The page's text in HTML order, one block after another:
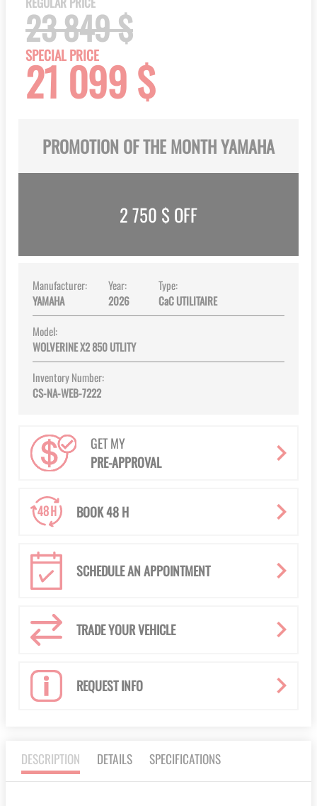
beginning
images
gallery
SPECIAL PRICE
21 099 $
23 849 $
PROMOTION OF THE MONTH YAMAHA
2 750 $ OFF
Manufacturer:
YAMAHA
Year:
2026
Type:
CaC UTILITAIRE
Model:
WOLVERINE X2 850 UTLITY
Inventory Number:
CS-NA-WEB-7222
GET MY
PRE-APPROVAL
BOOK 48 H
SCHEDULE AN APPOINTMENT
TRADE YOUR VEHICLE
REQUEST INFO
DESCRIPTION DETAILS SPECIFICATIONS